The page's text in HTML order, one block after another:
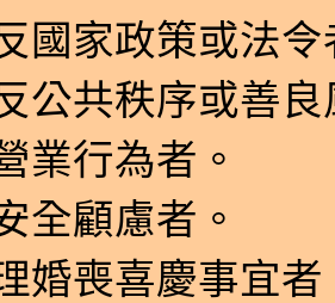
國家政策或法
公共秩序或善
業行為者。
全顧慮者。
婚喪喜慶事宜者